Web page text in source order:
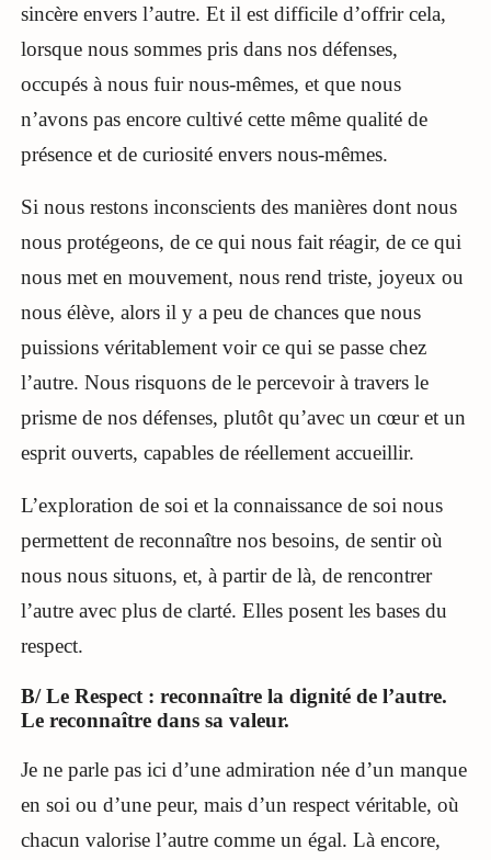
sincère envers l’autre. Et il est difficile d’offrir cela,
lorsque nous sommes pris dans nos défenses,
occupés à nous fuir nous-mêmes, et que nous
n’avons pas encore cultivé cette même qualité de
présence et de curiosité envers nous-mêmes.
Si nous restons inconscients des manières dont nous
nous protégeons, de ce qui nous fait réagir, de ce qui
nous met en mouvement, nous rend triste, joyeux ou
nous élève, alors il y a peu de chances que nous
puissions véritablement voir ce qui se passe chez
l’autre. Nous risquons de le percevoir à travers le
prisme de nos défenses, plutôt qu’avec un cœur et un
esprit ouverts, capables de réellement accueillir.
L’exploration de soi et la connaissance de soi nous
permettent de reconnaître nos besoins, de sentir où
nous nous situons, et, à partir de là, de rencontrer
l’autre avec plus de clarté. Elles posent les bases du
respect.
B/ Le Respect : reconnaître la dignité de l’autre.
Le reconnaître dans sa valeur.
Je ne parle pas ici d’une admiration née d’un manque
en soi ou d’une peur, mais d’un respect véritable, où
chacun valorise l’autre comme un égal. Là encore,